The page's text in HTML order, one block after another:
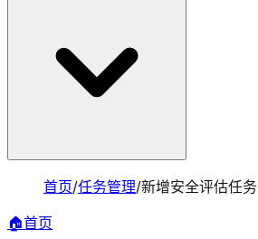
首页/任务管理/新增安全评估任务
🏠首页